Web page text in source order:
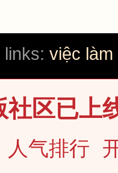
links: việc làm
社区已上
人气排行